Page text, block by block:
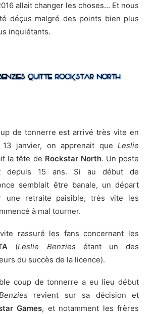
allait changer les choses… Et nous
déçus malgré des points bien plus
inquiétants.
de tonnerre est arrivé très vite en
janvier, on apprenait que Leslie
la tête de Rockstar North. Un poste
depuis 15 ans. Si au début de
semblait être banale, un départ
une retraite paisible, très vite les
à mal tourner.
vite rassuré les fans concernant les
(Leslie Benzies étant un des
du succès de la licence).
coup de tonnerre a eu lieu début
revient sur sa décision et
Games, et notamment les frères